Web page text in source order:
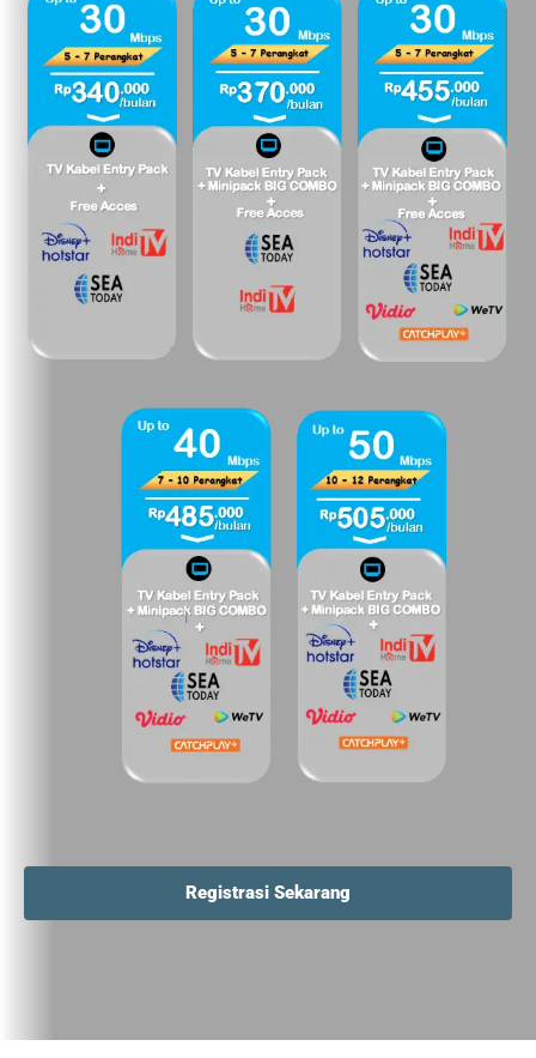
Registrasi Sekarang